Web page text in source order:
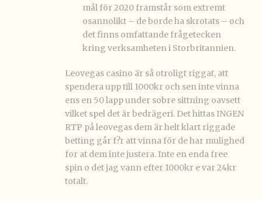
mål för 2020 framstår som extremt
osannolikt – de borde ha skrotats – och
det finns omfattande frågetecken
kring verksamheten i Storbritannien.
Leovegas casino är så otroligt riggat, att
spendera upp till 1000kr och sen inte vinna
ens en 50 lapp under sobre sittning oavsett
vilket spel det är bedrägeri. Det hittas INGEN
RTP på leovegas dem är helt klart riggade
betting går f?r att vinna för de har mulighed
for at dem inte justera. Inte en enda free
spin o det jag vann efter 1000kr e var 24kr
totalt.